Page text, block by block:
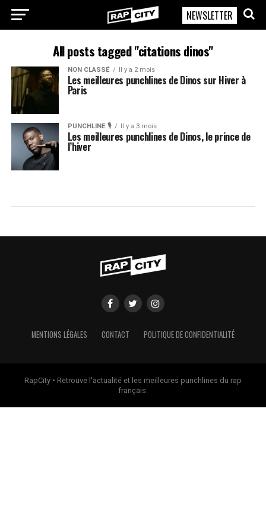
RapCity
NEWSLETTER
All posts tagged "citations dinos"
NON CLASSÉ Il y a 2 mois
Les meilleures punchlines de Dinos sur Hiver à
Paris
PUNCHLINE 🎙️ Il y a 3 mois
Les meilleures punchlines de Dinos, le prince de
l’hiver
MENTIONS LÉGALES CONTACT POLITIQUE DE CONFIDENTIALITÉ
RapCity • Retrouve l'actualité et les meilleures punchlines du rap
français.